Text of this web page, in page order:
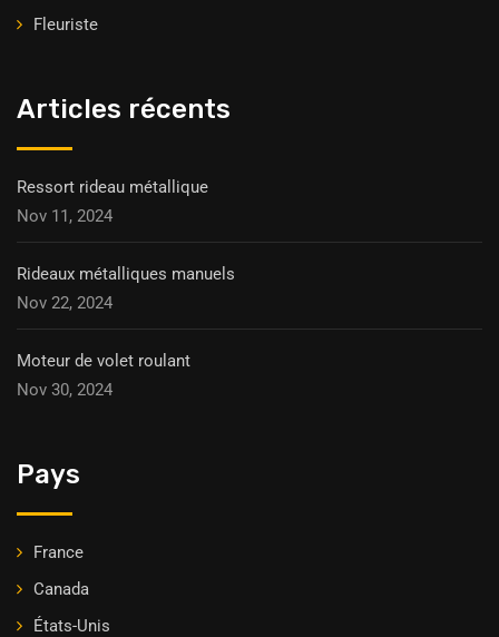
Fleuriste
Articles récents
Ressort rideau métallique
Nov 11, 2024
Rideaux métalliques manuels
Nov 22, 2024
Moteur de volet roulant
Nov 30, 2024
Pays
France
Canada
États-Unis